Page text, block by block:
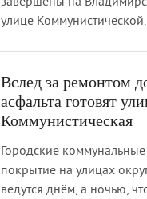
улице
Вслед за ремонтом
асфальта готовят
Коммунистическая
Городские
покрытие на улицах
ведутся днём, а ночью,